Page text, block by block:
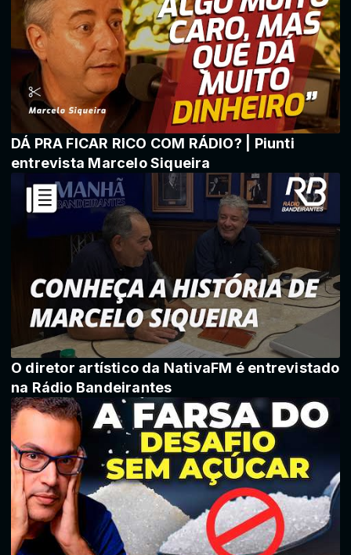
DÁ PRA FICAR RICO COM RÁDIO? | Piunti
entrevista Marcelo Siqueira
O diretor artístico da NativaFM é entrevistado
na Rádio Bandeirantes